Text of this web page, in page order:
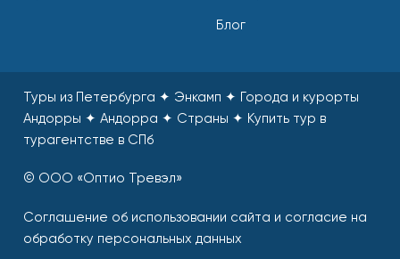
Блог
Туры из Петербурга ✦ Энкамп ✦ Города и курорты
Андорры ✦ Андорра ✦ Страны ✦ Купить тур в
турагентстве в СПб
© ООО «Оптио Тревэл»
Соглашение об использовании сайта и согласие на
обработку персональных данных